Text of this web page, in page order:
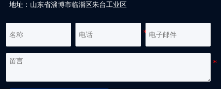
地址：山东省淄博市临淄区朱台工业区